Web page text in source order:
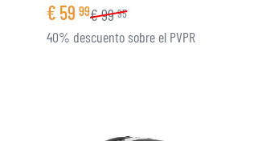
€ 59 99€99 95
40% descuento sobre el PVPR